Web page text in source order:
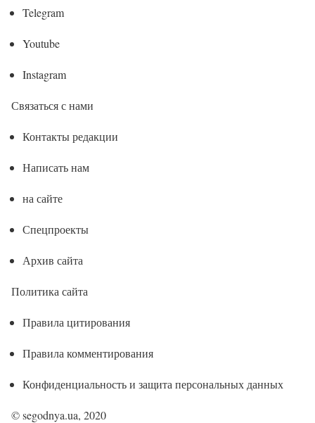
Telegram
Youtube
Instagram
Связаться с нами
Контакты редакции
Написать нам
на сайте
Спецпроекты
Архив сайта
Политика сайта
Правила цитирования
Правила комментирования
Конфиденциальность и защита персональных данных
© segodnya.ua, 2020